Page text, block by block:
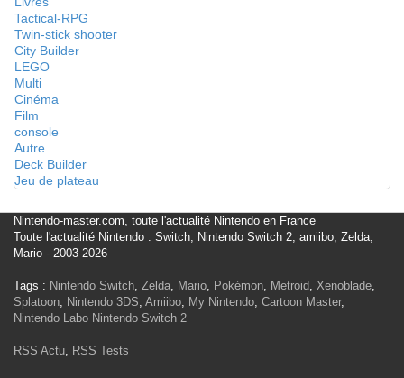
Tactical-RPG
Twin-stick shooter
City Builder
LEGO
Multi
Cinéma
Film
console
Autre
Deck Builder
Jeu de plateau
Nintendo-master.com, toute l'actualité Nintendo en France
Toute l'actualité Nintendo : Switch, Nintendo Switch 2, amiibo, Zelda,
Mario - 2003-2026
Tags : Nintendo Switch, Zelda, Mario, Pokémon, Metroid, Xenoblade,
Splatoon, Nintendo 3DS, Amiibo, My Nintendo, Cartoon Master,
Nintendo Labo Nintendo Switch 2
RSS Actu, RSS Tests